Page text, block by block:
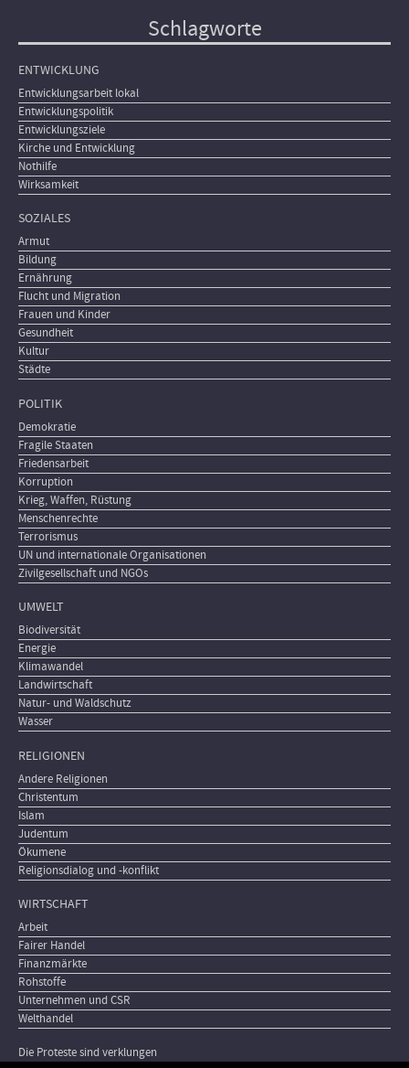
Schlagworte
ENTWICKLUNG
Entwicklungsarbeit lokal
Entwicklungspolitik
Entwicklungsziele
Kirche und Entwicklung
Nothilfe
Wirksamkeit
SOZIALES
Armut
Bildung
Ernährung
Flucht und Migration
Frauen und Kinder
Gesundheit
Kultur
Städte
POLITIK
Demokratie
Fragile Staaten
Friedensarbeit
Korruption
Krieg, Waffen, Rüstung
Menschenrechte
Terrorismus
UN und internationale Organisationen
Zivilgesellschaft und NGOs
UMWELT
Biodiversität
Energie
Klimawandel
Landwirtschaft
Natur- und Waldschutz
Wasser
RELIGIONEN
Andere Religionen
Christentum
Islam
Judentum
Ökumene
Religionsdialog und -konflikt
WIRTSCHAFT
Arbeit
Fairer Handel
Finanzmärkte
Rohstoffe
Unternehmen und CSR
Welthandel
Die Proteste sind verklungen